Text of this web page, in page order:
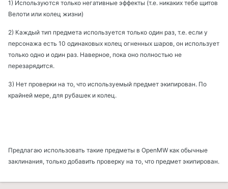
1) Используются только негативные эффекты (т.е. никаких тебе щитов
Велоти или колец жизни)
2) Каждый тип предмета используется только один раз, т.е. если у
персонажа есть 10 одинаковых колец огненных шаров, он использует
только одно и один раз. Наверное, пока оно полностью не
перезарядится.
3) Нет проверки на то, что используемый предмет экипирован. По
крайней мере, для рубашек и колец.
Предлагаю использовать такие предметы в OpenMW как обычные
заклинания, только добавить проверку на то, что предмет экипирован.